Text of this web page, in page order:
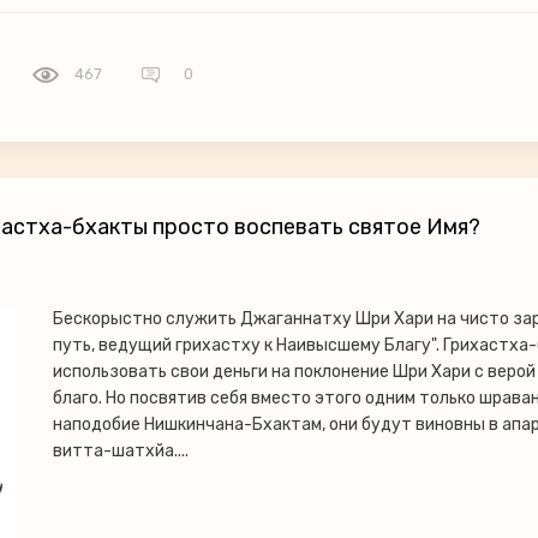
467 0
бхакты просто воспевать святое Имя?
Бескорыстно служить Джаганнатху Шри Хари на чисто
путь, ведущий грихастху к Наивысшему Благу".
использовать свои деньги на поклонение Шри Хари с
благо. Но посвятив себя вместо этого одним только
наподобие Нишкинчана-Бхактам, они будут виновны в
витта-шатхйа....